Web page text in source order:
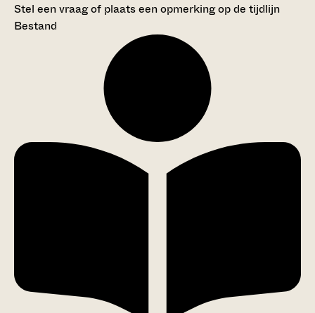
Stel een vraag of plaats een opmerking op de tijdlijn
Bestand